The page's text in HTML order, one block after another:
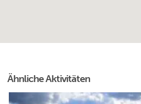
Ähnliche Aktivitäten